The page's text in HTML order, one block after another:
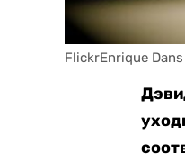
FlickrEnrique Dans